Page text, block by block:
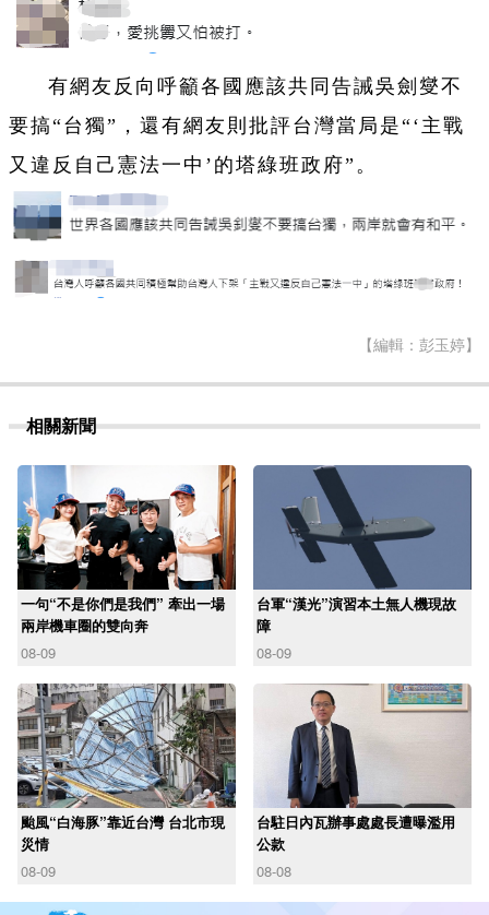
有網友反向呼籲各國應該共同告誡吳劍燮不
要搞“台獨”，還有網友則批評台灣當局是“‘主戰
又違反自己憲法一中’的塔綠班政府”。
【編輯：彭玉婷】
相關新聞
一句“不是你們是我們” 牽出一場
兩岸機車圈的雙向奔
08-09
台軍“漢光”演習本土無人機現故
障
08-09
颱風“白海豚”靠近台灣 台北市現
災情
08-09
台駐日內瓦辦事處處長遭曝濫用
公款
08-08